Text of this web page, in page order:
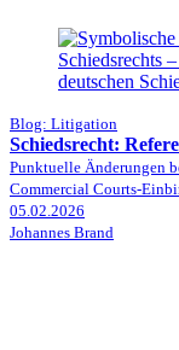
Blog: Litigation
Schiedsrecht:
Punktuelle Änderungen
Commercial Courts-
05.02.2026
Johannes Brand